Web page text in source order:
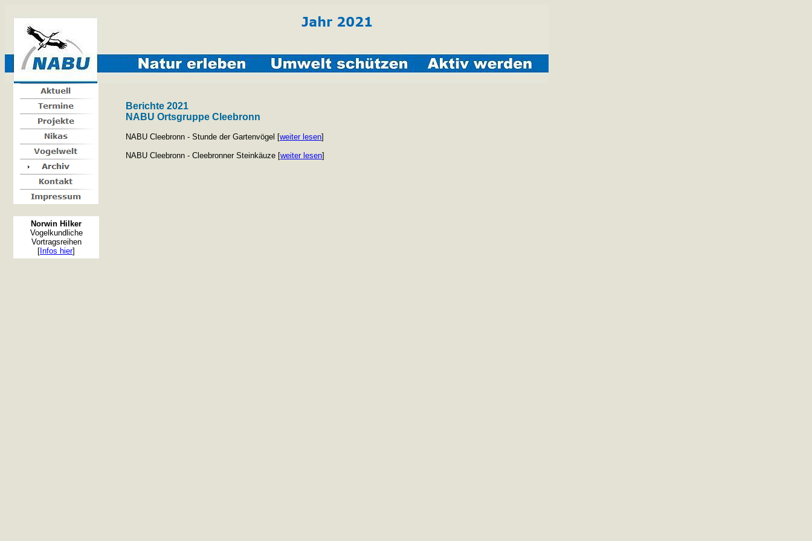
Norwin Hilker
Vogelkundliche
Vortragsreihen
[ Infos hier]
Berichte 2021
NABU Ortsgruppe Cleebronn
NABU Cleebronn - Stunde der Gartenvögel [weiter lesen]
NABU Cleebronn - Cleebronner Steinkäuze [weiter lesen]